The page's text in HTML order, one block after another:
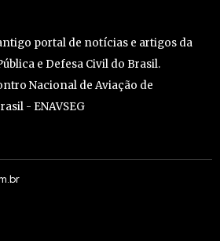
portal de notícias e artigos da
e Defesa Civil do Brasil.
Nacional de Aviação de
- ENAVSEG